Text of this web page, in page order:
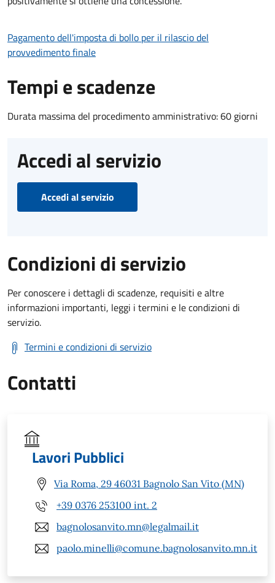
Pagamento dell'imposta di bollo per il rilascio del
provvedimento finale
Tempi e scadenze
Durata massima del procedimento amministrativo: 60 giorni
Accedi al servizio
Accedi al servizio
Condizioni di servizio
Per conoscere i dettagli di scadenze, requisiti e altre
informazioni importanti, leggi i termini e le condizioni di
servizio.
Termini e condizioni di servizio
Contatti
Lavori Pubblici
Via Roma, 29 46031 Bagnolo San Vito (MN)
+39 0376 253100 int. 2
bagnolosanvito.mn@legalmail.it
paolo.minelli@comune.bagnolosanvito.mn.it